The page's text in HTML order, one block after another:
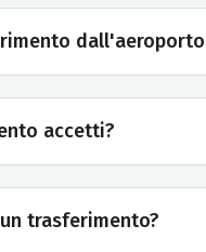
accetti?
trasferimento?